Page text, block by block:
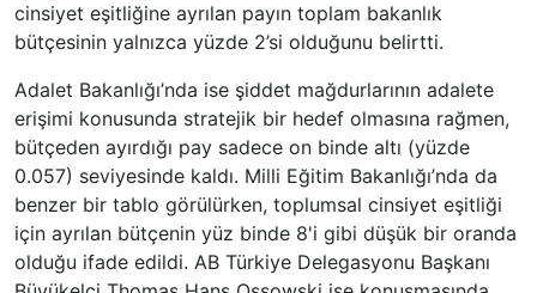
cinsiyet eşitliğine ayrılan payın toplam bakanlık
bütçesinin yalnızca yüzde 2’si olduğunu belirtti.
Adalet Bakanlığı’nda ise şiddet mağdurlarının adalete
erişimi konusunda stratejik bir hedef olmasına rağmen,
bütçeden ayırdığı pay sadece on binde altı (yüzde
0.057) seviyesinde kaldı. Milli Eğitim Bakanlığı’nda da
benzer bir tablo görülürken, toplumsal cinsiyet eşitliği
için ayrılan bütçenin yüz binde 8'i gibi düşük bir oranda
olduğu ifade edildi. AB Türkiye Delegasyonu Başkanı